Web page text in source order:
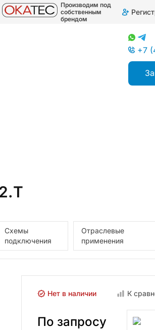
Производим под
собственным
брендом
+7
Схемы
подключения
Отраслевые
применения
Нет в наличии К
По запросу